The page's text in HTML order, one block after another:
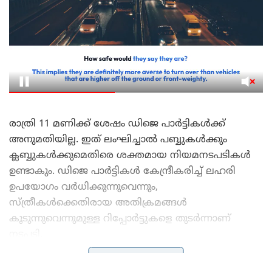
രാത്രി 11 മണിക്ക് ശേഷം ഡിജെ പാർട്ടികൾക്ക്
അനുമതിയില്ല. ഇത് ലംഘിച്ചാൽ പബ്ബുകൾക്കും
ക്ലബ്ബുകൾക്കുമെതിരെ ശക്തമായ നിയമനടപടികൾ
ഉണ്ടാകും. ഡിജെ പാർട്ടികൾ കേന്ദ്രീകരിച്ച് ലഹരി
ഉപയോഗം വർധിക്കുന്നുവെന്നും,
സ്ത്രീകൾക്കെതിരായ അതിക്രമങ്ങൾ
കൂടുന്നുവെന്നുമുള്ള റിപ്പോർട്ടുകളെ തുടർന്നാണ്